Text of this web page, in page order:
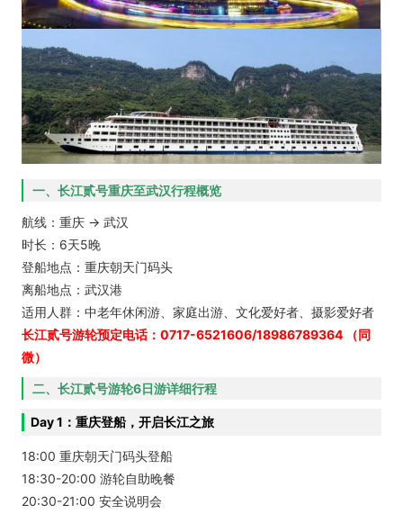
一、长江贰号重庆至武汉行程概览
航线：重庆 → 武汉
时长：6天5晚
登船地点：重庆朝天门码头
离船地点：武汉港
适用人群：中老年休闲游、家庭出游、文化爱好者、摄影爱好者
长江贰号游轮预定电话：0717-6521606/18986789364 （同
微）
二、长江贰号游轮6日游详细行程
Day 1： 重庆登船，开启长江之旅
18:00 重庆朝天门码头登船
18:30-20:00 游轮自助晚餐
20:30-21:00 安全说明会